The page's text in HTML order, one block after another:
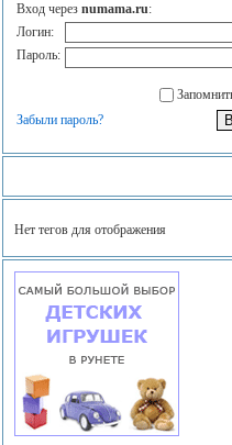
Вход через numama.ru:
Логин:
Пароль:
Забыли пароль?
Нет тегов для отображения